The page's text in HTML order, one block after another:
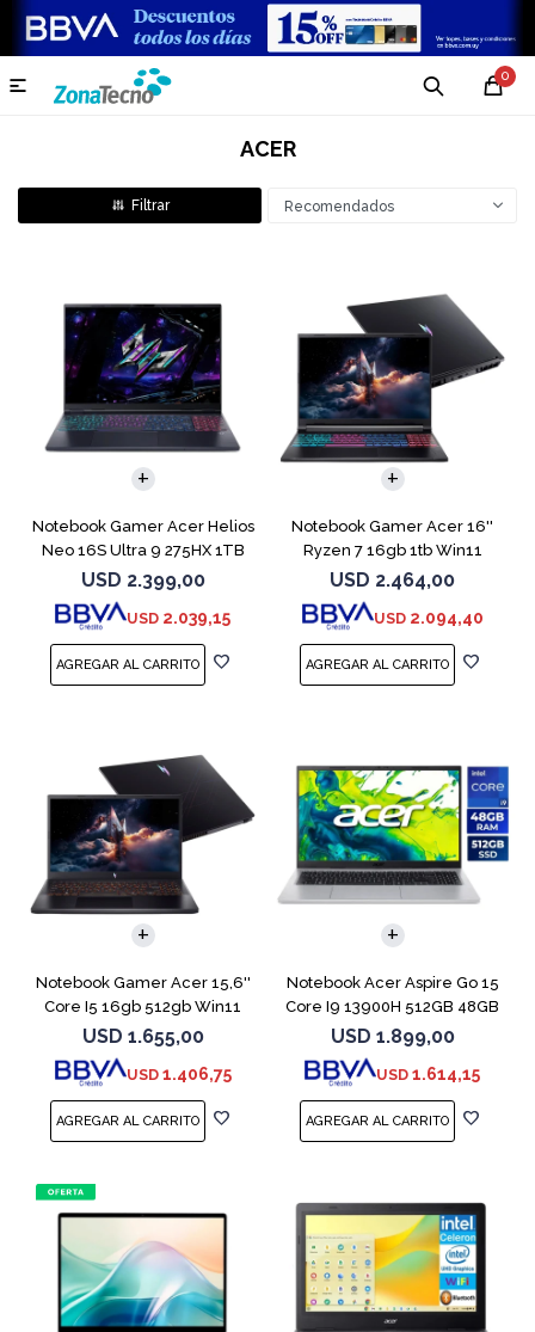
0

ACER
Recomendados
Notebook Gamer Acer Helios
Neo 16S Ultra 9 275HX 1TB
5060
USD 2.399,00
USD 2.039,15
Notebook Gamer Acer 16''
Ryzen 7 16gb 1tb Win11
Rtx5070
USD 2.464,00
USD 2.094,40
COMPARAR
Notebook Gamer Acer 15,6''
Core I5 16gb 512gb Win11
Rtx5050
USD 1.655,00
USD 1.406,75
COMPARAR
Notebook Acer Aspire Go 15
Core I9 13900H 512GB 48GB
15.6"
USD 1.899,00
USD 1.614,15
COMPARAR